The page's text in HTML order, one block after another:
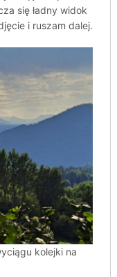
się ładny widok
i ruszam dalej.
kolejki na